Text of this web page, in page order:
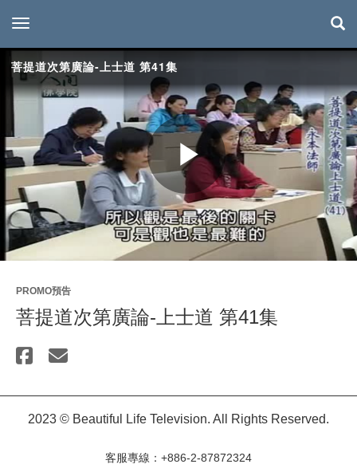
toggle navigation
菩提道次第廣論-上士道 第41集
Play
Video
PROMO預告
菩提道次第廣論-上士道 第41集
2023 © Beautiful Life Television. All Rights Reserved.
客服專線：+886-2-87872324